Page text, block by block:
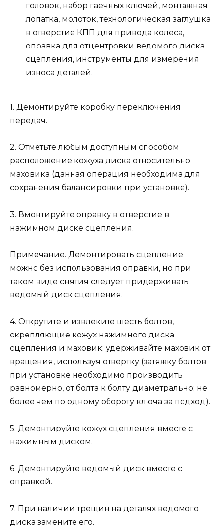
головок, набор гаечных ключей, монтажная
лопатка, молоток, технологическая заглушка
в отверстие КПП для привода колеса,
оправка для отцентровки ведомого диска
сцепления, инструменты для измерения
износа деталей.
1. Демонтируйте коробку переключения
передач.
2. Отметьте любым доступным способом
расположение кожуха диска относительно
маховика (данная операция необходима для
сохранения балансировки при установке).
3. Вмонтируйте оправку в отверстие в
нажимном диске сцепления.
Примечание. Демонтировать сцепление
можно без использования оправки, но при
таком виде снятия следует придерживать
ведомый диск сцепления.
4. Открутите и извлеките шесть болтов,
скрепляющие кожух нажимного диска
сцепления и маховик; удерживайте маховик от
вращения, используя отвертку (затяжку болтов
при установке необходимо производить
равномерно, от болта к болту диаметрально; не
более чем по одному обороту ключа за подход).
5. Демонтируйте кожух сцепления вместе с
нажимным диском.
6. Демонтируйте ведомый диск вместе с
оправкой.
7. При наличии трещин на деталях ведомого
диска замените его.